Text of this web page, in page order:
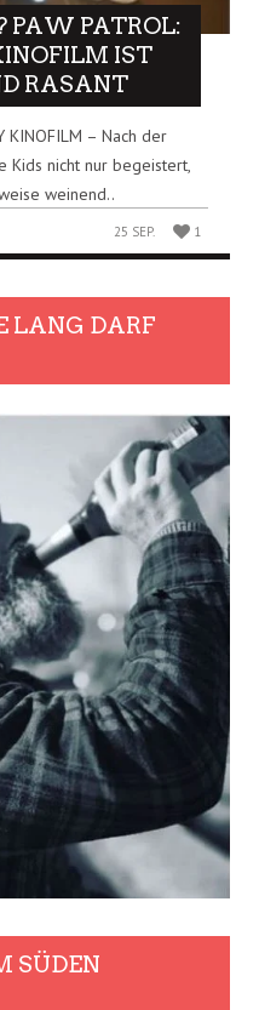
PAW PATROL:
IST
RASANT
KINOFILM – Nach der
Kids nicht nur begeistert,
weinend..
25 SEP. 1
LANG DARF
SÜDEN